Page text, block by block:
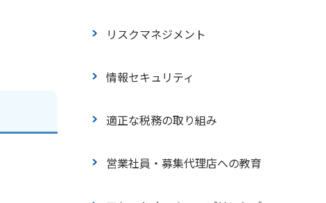
リスクマネジメント
情報セキュリティ
適正な税務の取り組み
営業社員・募集代理店への教育